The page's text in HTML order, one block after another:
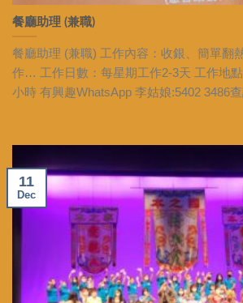
餐廳助理 (兼職)
餐廳助理 (兼職) 工作內容：收銀、簡單翻
作… 工作日數：每星期工作2-3天 工作地
小時 有興趣WhatsApp 李姑娘:5402 3486
11
Dec